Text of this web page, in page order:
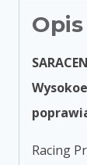
Opis
Racing